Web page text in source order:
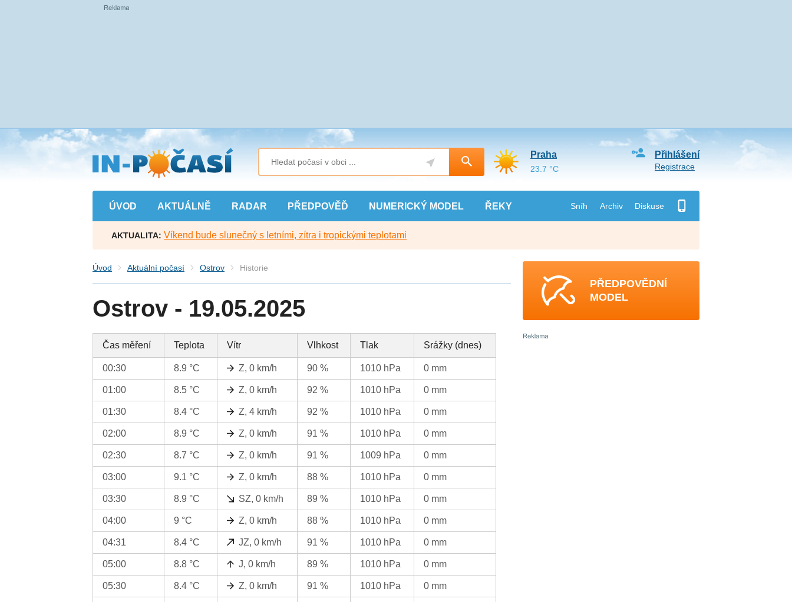
Přejít
na
hlavní
obsah
ÚVOD AKTUÁLNĚ RADAR PŘEDPOVĚĎ NUMERICKÝ MODEL ŘEKY Sníh Archiv Diskuse
Přihlášení
Registrace
Praha
23.7 °C
AKTUALITA: Víkend bude slunečný s letními, zítra i tropickými teplotami
Úvod Aktuální počasí Ostrov Historie
Ostrov - 19.05.2025
Čas měření Teplota Vítr Vlhkost Tlak Srážky (dnes)
00:30 8.9 °C Z, 0 km/h 90 % 1010 hPa 0 mm
01:00 8.5 °C Z, 0 km/h 92 % 1010 hPa 0 mm
01:30 8.4 °C Z, 4 km/h 92 % 1010 hPa 0 mm
02:00 8.9 °C Z, 0 km/h 91 % 1010 hPa 0 mm
02:30 8.7 °C Z, 0 km/h 91 % 1009 hPa 0 mm
03:00 9.1 °C Z, 0 km/h 88 % 1010 hPa 0 mm
03:30 8.9 °C SZ, 0 km/h 89 % 1010 hPa 0 mm
04:00 9 °C Z, 0 km/h 88 % 1010 hPa 0 mm
04:31 8.4 °C JZ, 0 km/h 91 % 1010 hPa 0 mm
05:00 8.8 °C J, 0 km/h 89 % 1010 hPa 0 mm
05:30 8.4 °C Z, 0 km/h 91 % 1010 hPa 0 mm
PŘEDPOVĚDNÍ
MODEL